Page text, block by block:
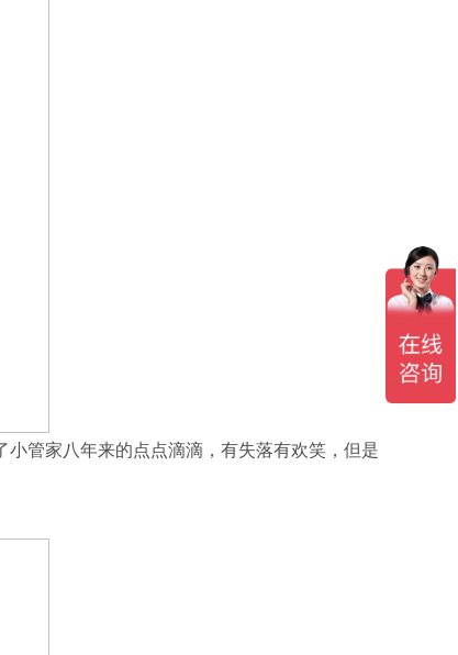
管家八年来的点点滴滴，有失落有欢笑，但是